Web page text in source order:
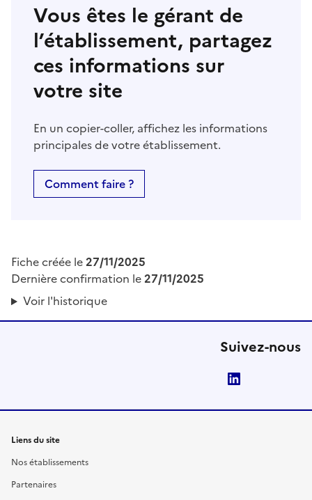
Vous êtes le gérant de
l’établissement, partagez
ces informations sur
votre site
En un copier-coller, affichez les informations
principales de votre établissement.
Comment faire ?
Fiche créée le27/11/2025
Dernière confirmation le27/11/2025
Voir l'historique
Suivez-nous
Liens du site
Nos établissements
Partenaires